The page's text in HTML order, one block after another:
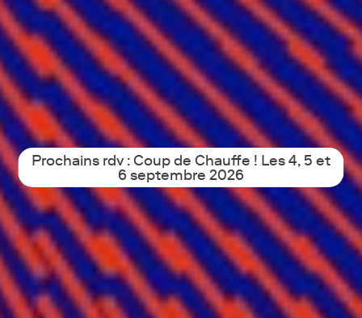
Prochains rdv : Coup de Chauffe ! Les 4, 5 et
6 septembre 2026